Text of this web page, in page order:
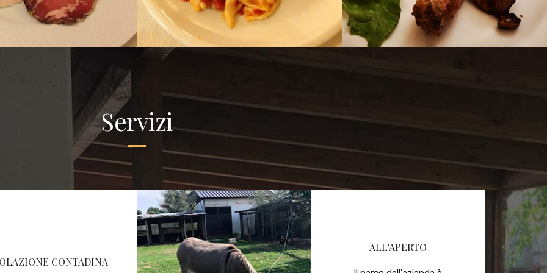
Servizi
CONTADINA
ALL'APERTO